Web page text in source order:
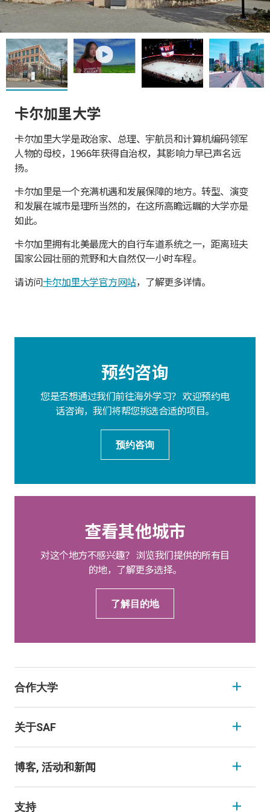
play
卡尔加里大学
卡尔加里大学是政治家、总理、宇航员和计算机编码领军
人物的母校，1966年获得自治权，其影响力早已声名远
扬。
卡尔加里是一个充满机遇和发展保障的地方。转型、演变
和发展在城市是理所当然的，在这所高瞻远瞩的大学亦是
如此。
卡尔加里拥有北美最庞大的自行车道系统之一，距离班夫
国家公园壮丽的荒野和大自然仅一小时车程。
请访问卡尔加里大学官方网站，了解更多详情。
预约咨询
您是否想通过我们前往海外学习？ 欢迎预约电
话咨询，我们将帮您挑选合适的项目。
预约咨询
查看其他城市
对这个地方不感兴趣？ 浏览我们提供的所有目
的地，了解更多选择。
了解目的地
合作大学
关于SAF
博客, 活动和新闻
支持